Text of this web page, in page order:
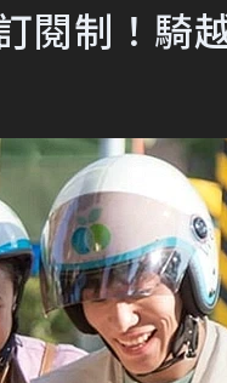
閱制！騎